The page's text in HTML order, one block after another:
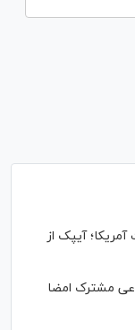
آیپک از
مشترک امضا